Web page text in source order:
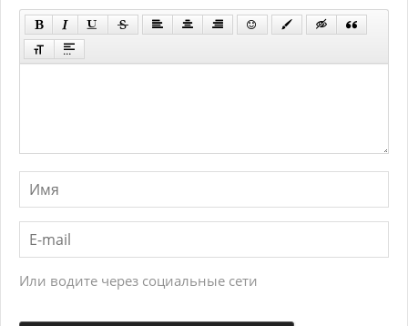
Или водите через социальные сети